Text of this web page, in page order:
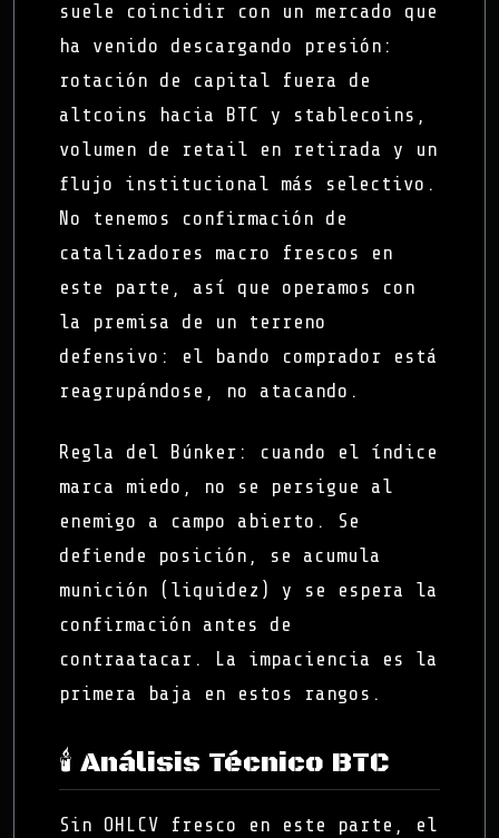
suele coincidir con un mercado que
ha venido descargando presión:
rotación de capital fuera de
altcoins hacia BTC y stablecoins,
volumen de retail en retirada y un
flujo institucional más selectivo.
No tenemos confirmación de
catalizadores macro frescos en
este parte, así que operamos con
la premisa de un terreno
defensivo: el bando comprador está
reagrupándose, no atacando.
Regla del Búnker: cuando el índice
marca miedo, no se persigue al
enemigo a campo abierto. Se
defiende posición, se acumula
munición (liquidez) y se espera la
confirmación antes de
contraatacar. La impaciencia es la
primera baja en estos rangos.
🕯️ Análisis Técnico BTC
Sin OHLCV fresco en este parte, el